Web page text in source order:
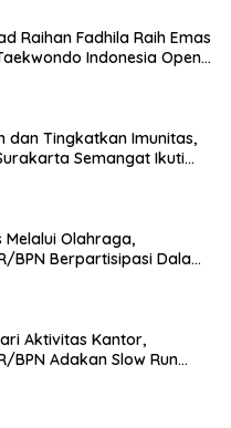
Raihan Fadhila Raih Emas
Indonesia Open
dan Tingkatkan Imunitas,
Semangat Ikuti
Melalui Olahraga,
BPN Berpartisipasi Dalam
Aktivitas Kantor,
BPN Adakan Slow Run